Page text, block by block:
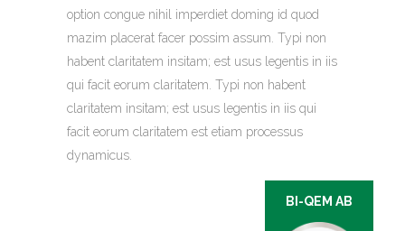
option congue nihil imperdiet doming id quod
mazim placerat facer possim assum. Typi non
habent claritatem insitam; est usus legentis in iis
qui facit eorum claritatem. Typi non habent
claritatem insitam; est usus legentis in iis qui
facit eorum claritatem est etiam processus
dynamicus.
BI-QEM AB